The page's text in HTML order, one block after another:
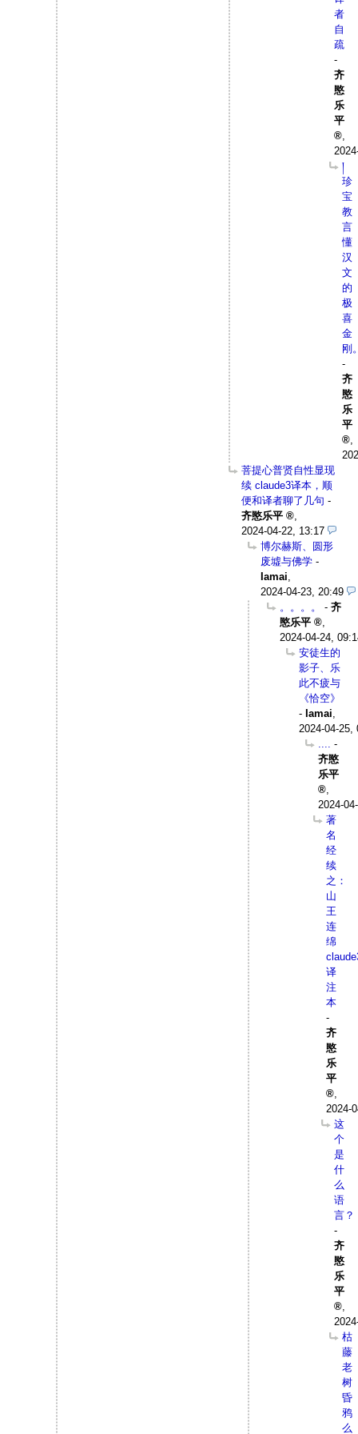
者
自
疏
-
齐
愍
乐
平
།
珍
宝
教
言
懂
汉
文
的
极
喜
金
刚
-
齐
愍
乐
平
菩提心普贤自性显现
续 claude3译本，顺
便和译者聊了几句 -
齐愍乐平
2024-04-22, 13:17
博尔赫斯、圆形
废墟与佛学 -
Iamai
2024-04-23, 20:49
。。。。
-齐
愍乐平
2024-04-24,
安徒生的
影子、乐
此不疲与
《恰空》
- Iamai
2024-04-25,
-
齐愍
乐平
2024-
著
名
经
续
之：
山
王
连
绵
译
注
本
-
齐
愍
乐
平
2024-
这
个
是
什
么
语
言？
-
齐
愍
乐
平
枯
藤
老
树
昏
鸦
么